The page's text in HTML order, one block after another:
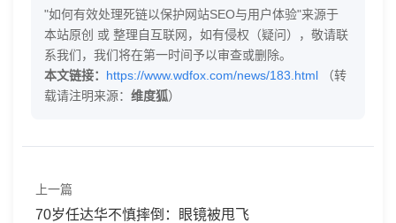
"如何有效处理死链以保护网站SEO与用户体验"来源于
本站原创 或 整理自互联网，如有侵权（疑问），敬请联
系我们，我们将在第一时间予以审查或删除。
本文链接： https://www.wdfox.com/news/183.html （转
载请注明来源： 维度狐）
上一篇
70岁任达华不慎摔倒：眼镜被甩飞